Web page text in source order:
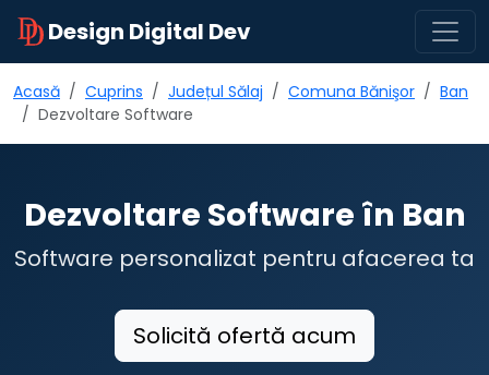
Design Digital Dev
Acasă Cuprins Județul Sălaj Comuna Bănişor
Ban
Dezvoltare Software
Dezvoltare Software în Ban
Software personalizat pentru afacerea ta
Solicită ofertă acum